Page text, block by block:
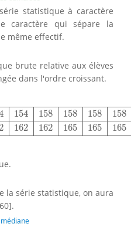
statistique à caractère
caractère qui sépare la
même effectif.
brute relative aux élèves
dans l'ordre croissant.
154 158 158 158
158
162 162 165 165 165
158158158158158160
la série statistique, on aura